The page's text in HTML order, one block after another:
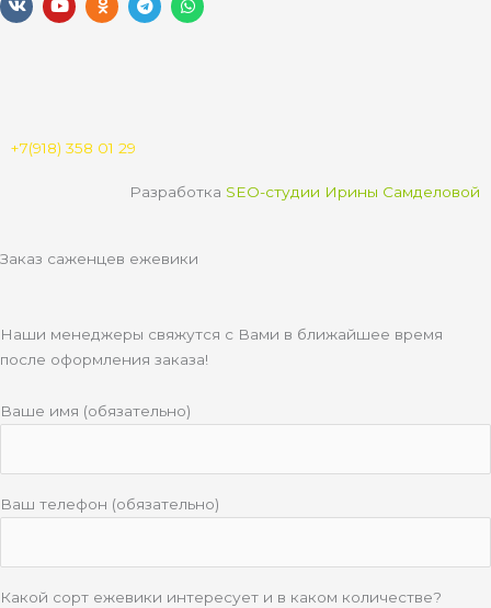
k o
u
d
n
n
e
l
h
a
+7(918) 358 01 29
Разработка SEO-студии Ирины Самделовой
Заказ саженцев ежевики
Наши менеджеры свяжутся с Вами в ближайшее время
после оформления заказа!
Ваше имя (обязательно)
Ваш телефон (обязательно)
Какой сорт ежевики интересует и в каком количестве?